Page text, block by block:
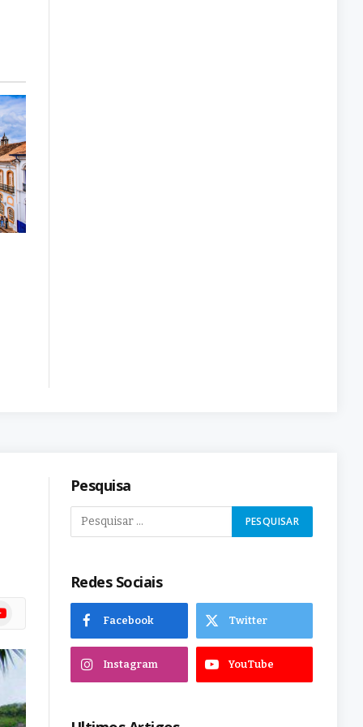
Pesquisa
Redes Sociais
Facebook Twitter
Instagram YouTube